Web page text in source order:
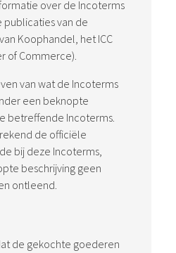
over de Incoterms
publicaties van de
Koophandel, het ICC
of Commerce).
van wat de Incoterms
een beknopte
betreffende Incoterms.
de officiële
bij deze Incoterms,
beschrijving geen
ontleend.
de gekochte goederen